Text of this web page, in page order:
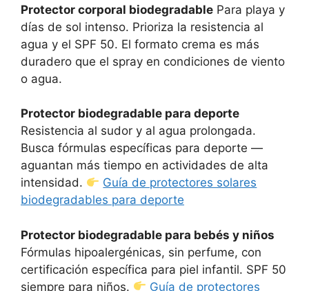
Protector corporal biodegradable Para playa y
días de sol intenso. Prioriza la resistencia al
agua y el SPF 50. El formato crema es más
duradero que el spray en condiciones de viento
o agua.
Protector biodegradable para deporte
Resistencia al sudor y al agua prolongada.
Busca fórmulas específicas para deporte —
aguantan más tiempo en actividades de alta
intensidad.
Guía de protectores solares
biodegradables para deporte
Protector biodegradable para bebés y niños
Fórmulas hipoalergénicas, sin perfume, con
certificación específica para piel infantil. SPF 50
siempre para niños.
Guía de protectores